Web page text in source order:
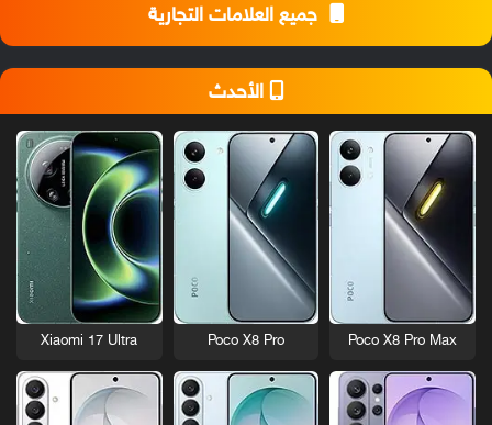
جميع العلامات التجارية
الأحدث
Poco X8 Pro Max
Poco X8 Pro
Xiaomi 17 Ultra